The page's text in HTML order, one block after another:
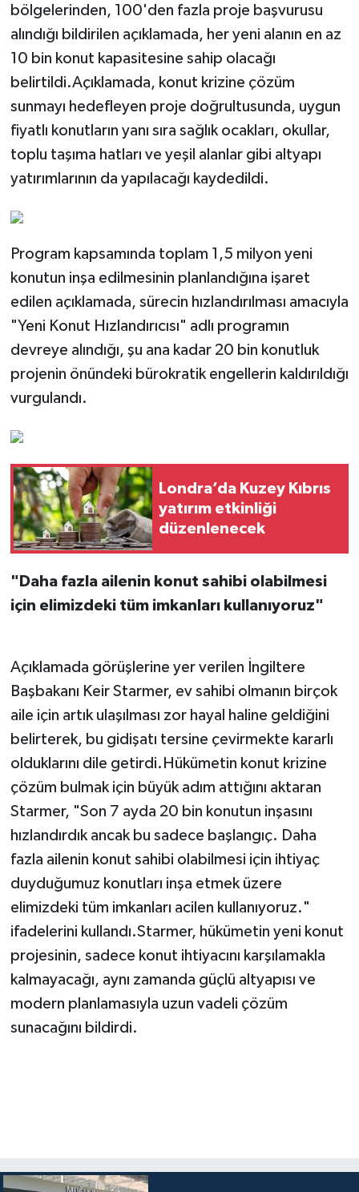
bölgelerinden, 100'den fazla proje başvurusu
alındığı bildirilen açıklamada, her yeni alanın en az
10 bin konut kapasitesine sahip olacağı
belirtildi.Açıklamada, konut krizine çözüm
sunmayı hedefleyen proje doğrultusunda, uygun
fiyatlı konutların yanı sıra sağlık ocakları, okullar,
toplu taşıma hatları ve yeşil alanlar gibi altyapı
yatırımlarının da yapılacağı kaydedildi.
Program kapsamında toplam 1,5 milyon yeni
konutun inşa edilmesinin planlandığına işaret
edilen açıklamada, sürecin hızlandırılması amacıyla
"Yeni Konut Hızlandırıcısı" adlı programın
devreye alındığı, şu ana kadar 20 bin konutluk
projenin önündeki bürokratik engellerin kaldırıldığı
vurgulandı.
Londra’da Kuzey Kıbrıs
yatırım etkinliği
düzenlenecek
"Daha fazla ailenin konut sahibi olabilmesi
için elimizdeki tüm imkanları kullanıyoruz"
Açıklamada görüşlerine yer verilen İngiltere
Başbakanı Keir Starmer, ev sahibi olmanın birçok
aile için artık ulaşılması zor hayal haline geldiğini
belirterek, bu gidişatı tersine çevirmekte kararlı
olduklarını dile getirdi.Hükümetin konut krizine
çözüm bulmak için büyük adım attığını aktaran
Starmer, "Son 7 ayda 20 bin konutun inşasını
hızlandırdık ancak bu sadece başlangıç. Daha
fazla ailenin konut sahibi olabilmesi için ihtiyaç
duyduğumuz konutları inşa etmek üzere
elimizdeki tüm imkanları acilen kullanıyoruz."
ifadelerini kullandı.Starmer, hükümetin yeni konut
projesinin, sadece konut ihtiyacını karşılamakla
kalmayacağı, aynı zamanda güçlü altyapısı ve
modern planlamasıyla uzun vadeli çözüm
sunacağını bildirdi.